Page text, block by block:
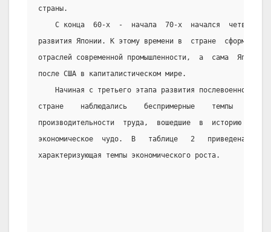
страны.
С конца  60-х  -  начала  70-х  начался  четвертый
развития Японии. К этому времени в  стране
отраслей современной промышленности,  а  сама  Япония
после США в капиталистическом мире.
Начиная с третьего этапа развития послевоенной
стране    наблюдались    беспримерные    темпы
производительности  труда,  вошедшие  в  историю  под
экономическое  чудо.  В   таблице   2   приведена
характеризующая темпы экономического роста.